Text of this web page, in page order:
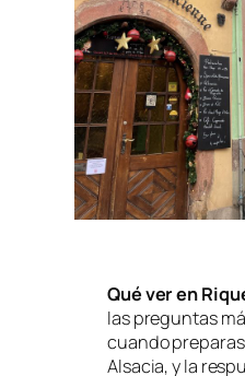
Qué ver en
las preguntas
cuando
Alsacia, y la